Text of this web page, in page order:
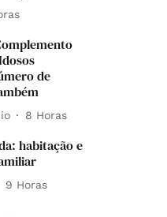
de
8 Horas
habitação e
9 Horas